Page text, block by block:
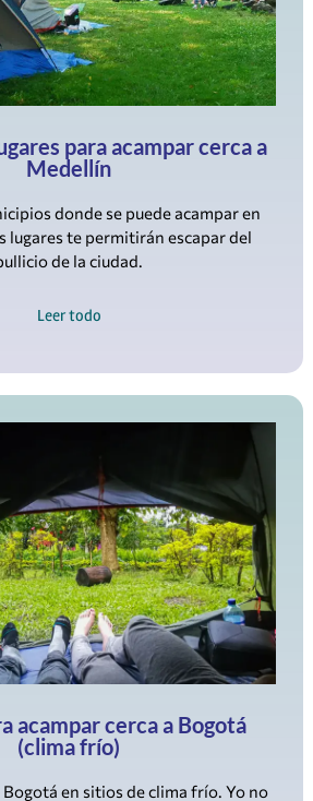
para acampar cerca a
Medellín
donde se puede acampar en
lugares te permitirán escapar del
Leer todo
acampar cerca a Bogotá
(clima frío)
Bogotá en sitios de clima frío. Yo no
en tierra caliente, este es un